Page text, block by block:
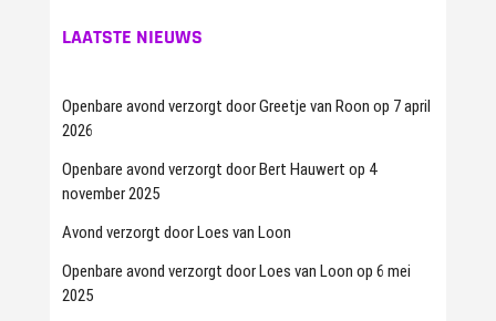
LAATSTE NIEUWS
Openbare avond verzorgt door Greetje van Roon op 7 april
2026
Openbare avond verzorgt door Bert Hauwert op 4
november 2025
Avond verzorgt door Loes van Loon
Openbare avond verzorgt door Loes van Loon op 6 mei
2025